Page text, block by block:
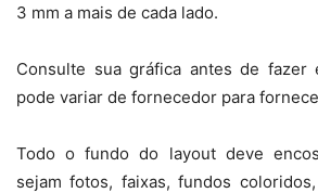
3 mm a mais de cada lado.
Consulte sua gráfica antes de fazer
pode variar de fornecedor para
Todo o fundo do layout deve
sejam fotos, faixas, fundos